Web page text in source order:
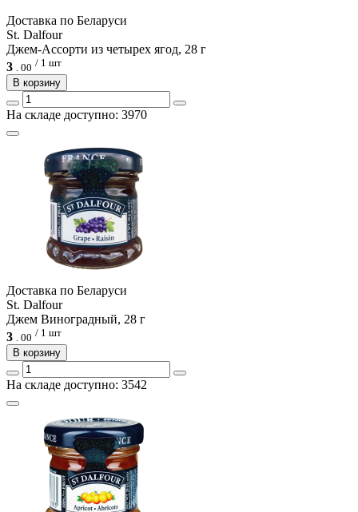
Доcтавка по Беларуси
St. Dalfour
Джем-Ассорти из четырех ягод, 28 г
3 . 00 / 1 шт
В корзину
На складе доступно: 3970
Доcтавка по Беларуси
St. Dalfour
Джем Виноградный, 28 г
3 . 00 / 1 шт
В корзину
На складе доступно: 3542